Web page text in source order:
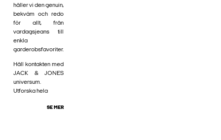
håller vi den genuin,
bekväm och redo
för allt, från
vardagsjeans till
enkla
garderobsfavoriter.
Håll kontakten med
JACK & JONES
universum.
Utforska hela
SE MER